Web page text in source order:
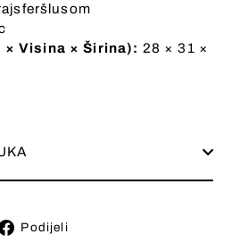
× Visina × Širina): 28 × 31 ×
Podijeli